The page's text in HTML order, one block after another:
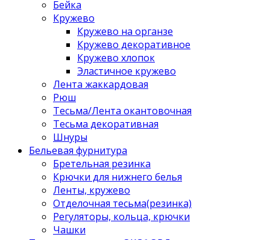
Бейка
Кружево
Кружево на органзе
Кружево декоративное
Кружево хлопок
Эластичное кружево
Лента жаккардовая
Рюш
Тесьма/Лента окантовочная
Тесьма декоративная
Шнуры
Бельевая фурнитура
Бретельная резинка
Крючки для нижнего белья
Ленты, кружево
Отделочная тесьма(резинка)
Регуляторы, кольца, крючки
Чашки